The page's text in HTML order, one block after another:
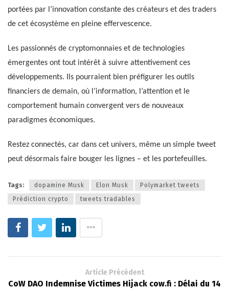
portées par l’innovation constante des créateurs et des traders
de cet écosystème en pleine effervescence.
Les passionnés de cryptomonnaies et de technologies
émergentes ont tout intérêt à suivre attentivement ces
développements. Ils pourraient bien préfigurer les outils
financiers de demain, où l’information, l’attention et le
comportement humain convergent vers de nouveaux
paradigmes économiques.
Restez connectés, car dans cet univers, même un simple tweet
peut désormais faire bouger les lignes – et les portefeuilles.
Tags: dopamine Musk Elon Musk
Polymarket tweets
Prédiction crypto
tweets tradables
Article Précédent
CoW DAO Indemnise Victimes Hijack cow.fi : Délai du 14